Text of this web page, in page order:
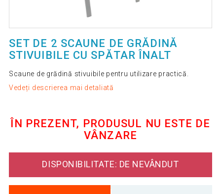
SET DE 2 SCAUNE DE GRĂDINĂ
STIVUIBILE CU SPĂTAR ÎNALT
Scaune de grădină stivuibile pentru utilizare practică.
Vedeți descrierea mai detaliată
ÎN PREZENT, PRODUSUL NU ESTE DE
VÂNZARE
DISPONIBILITATE: DE NEVÂNDUT